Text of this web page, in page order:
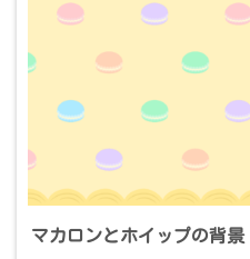
マカロンとホイップの背景